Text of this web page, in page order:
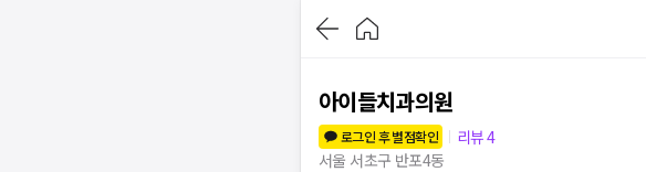
아이들치과의원
로그인 후 별점확인
리뷰4
서울 서초구 반포4동